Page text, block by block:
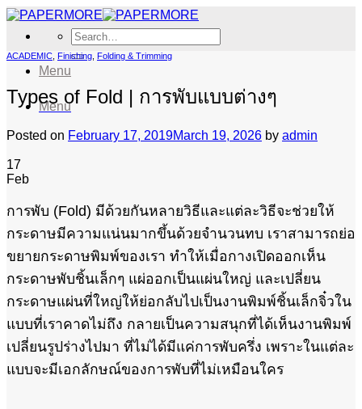
Skip
content
Search
for:
Menu
Menu
ACADEMIC Finishing Folding & Trimming
Types of Fold | การพับแบบต่างๆ
Posted on February 17, 2019March 19, 2026 by admin
17
Feb
การพับ (Fold) มีด้วยกันหลายวิธีและแต่ละวิธีจะช่วยให้
กระดาษมีความแน่นมากขึ้นด้วยจำนวนทบ เราสามารถย่อ
ขยายกระดาษพิมพ์ของเรา ทำให้เมื่อกางเปิดออกเห็น
กระดาษพับชิ้นเล็กๆ แผ่ออกเป็นแผ่นใหญ่ และเปลี่ยน
กระดาษแผ่นที่ใหญ่ให้ย่อกลับไปเป็นงานพิมพ์ชิ้นเล็กจิ๋วใน
แบบที่เราคาดไม่ถึง กลายเป็นความสนุกที่ได้เห็นงานพิมพ์
เปลี่ยนรูปร่างไปมา ที่ไม่ได้มีแค่การพับครึ่ง เพราะในแต่ละ
แบบจะมีเอกลักษณ์ของการพับที่ไม่เหมือนใคร